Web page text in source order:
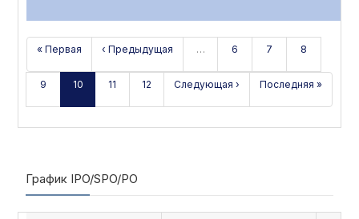
« Первая ‹ Предыдущая … 6 7 8
9 10 11 12 Следующая › Последняя »
График IPO/SPO/PO